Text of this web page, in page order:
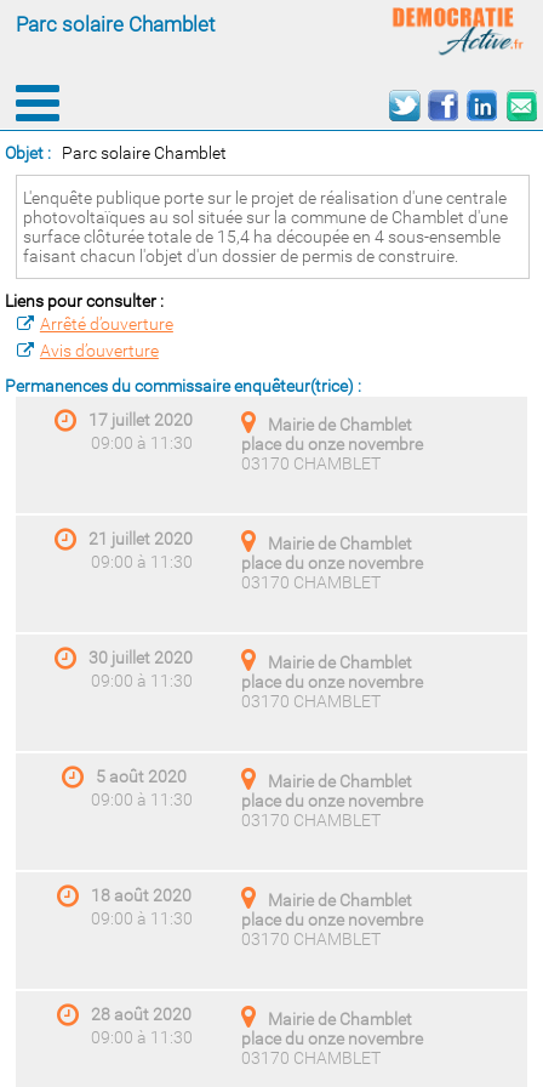
Parc solaire Chamblet
Objet : Parc solaire Chamblet
L'enquête publique porte sur le projet de réalisation d'une centrale
photovoltaïques au sol située sur la commune de Chamblet d'une
surface clôturée totale de 15,4 ha découpée en 4 sous-ensemble
faisant chacun l'objet d'un dossier de permis de construire.
Liens pour consulter :
Arrêté d’ouverture
Avis d’ouverture
Permanences du commissaire enquêteur(trice) :
17 juillet 2020
09:00 à 11:30
Mairie de Chamblet
place du onze novembre
03170 CHAMBLET
21 juillet 2020
09:00 à 11:30
Mairie de Chamblet
place du onze novembre
03170 CHAMBLET
30 juillet 2020
09:00 à 11:30
Mairie de Chamblet
place du onze novembre
03170 CHAMBLET
5 août 2020
09:00 à 11:30
Mairie de Chamblet
place du onze novembre
03170 CHAMBLET
18 août 2020
09:00 à 11:30
Mairie de Chamblet
place du onze novembre
03170 CHAMBLET
28 août 2020
09:00 à 11:30
Mairie de Chamblet
place du onze novembre
03170 CHAMBLET